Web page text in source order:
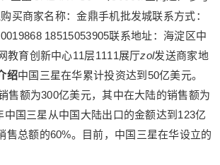
买商家名称：金鼎手机批发城联系方式：
18515053905联系地址：海淀区中
教育创新中心11层1111展厅zol发送商家地
绍中国三星在华累计投资达到50亿美元。
售额为300亿美元，其中在大陆的销售额为
中国三星从中国大陆出口的金额达到123亿
售总额的60%。目前，中国三星在华设立的